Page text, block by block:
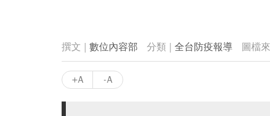
數位內容部 全台防疫報導
+A -A